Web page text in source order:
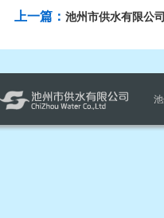
上一篇： 池州市供水有限公